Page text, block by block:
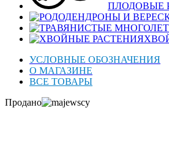
ПЛОДОВЫЕ
УСЛОВНЫЕ ОБОЗНАЧЕНИЯ
О МАГАЗИНЕ
ВСЕ ТОВАРЫ
Продано